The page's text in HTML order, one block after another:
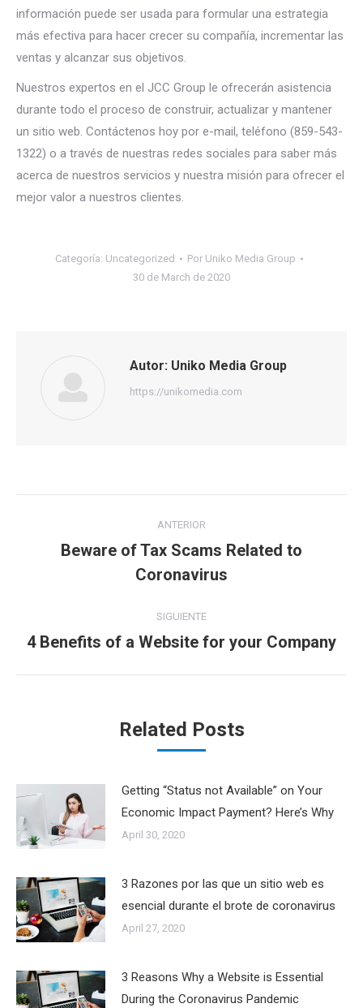
información puede ser usada para formular una estrategia
más efectiva para hacer crecer su compañía, incrementar las
ventas y alcanzar sus objetivos.
Nuestros expertos en el JCC Group le ofrecerán asistencia
durante todo el proceso de construir, actualizar y mantener
un sitio web. Contáctenos hoy por e-mail, teléfono (859-543-
1322) o a través de nuestras redes sociales para saber más
acerca de nuestros servicios y nuestra misión para ofrecer el
mejor valor a nuestros clientes.
Categoría: Uncategorized Por Uniko Media Group
30 de March de 2020
Autor: Uniko Media Group
https://unikomedia.com
entre
publicaciones
ANTERIOR
Publicación
anterior:
Beware of Tax Scams Related to
Coronavirus
SIGUIENTE
Publicación
4 Benefits of a Website for your Company
Related Posts
Getting “Status not Available” on Your
Economic Impact Payment? Here’s Why
April 30, 2020
3 Razones por las que un sitio web es
esencial durante el brote de coronavirus
April 27, 2020
3 Reasons Why a Website is Essential
During the Coronavirus Pandemic